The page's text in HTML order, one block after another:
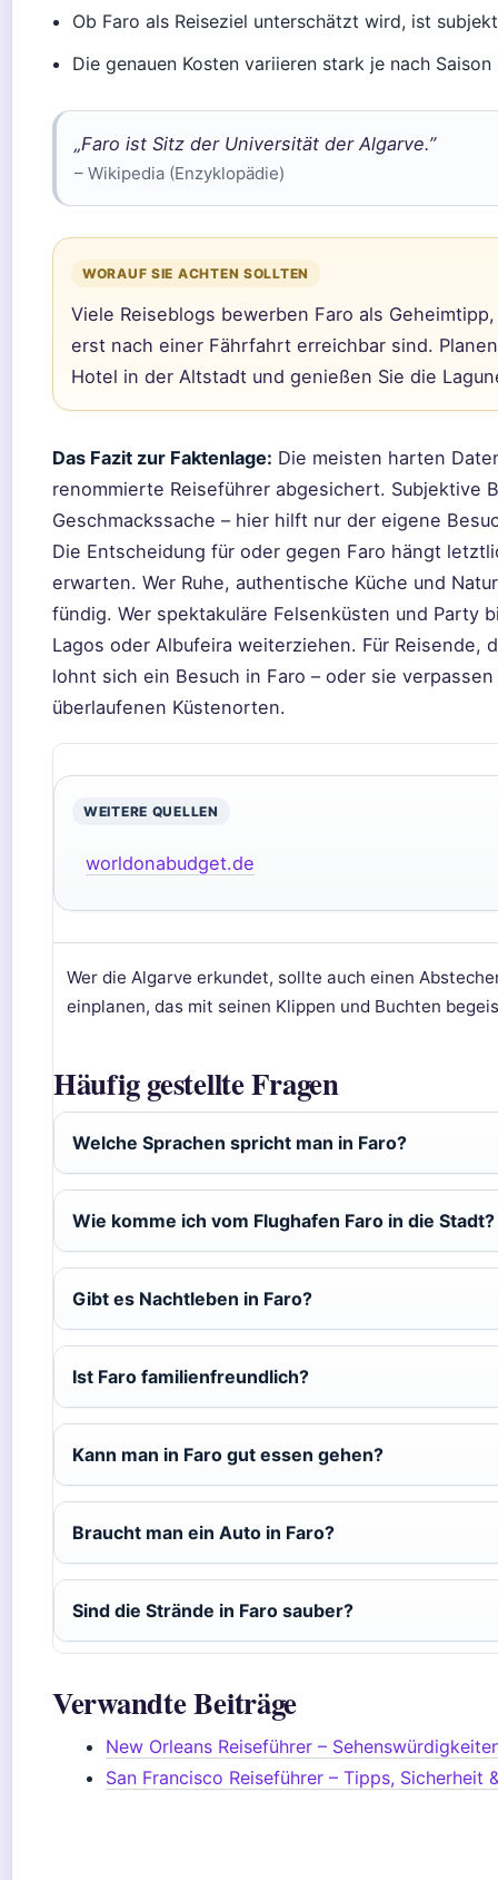
Ob Faro als Reiseziel unterschätzt wird, ist
Die genauen Kosten variieren stark je nach
„Faro ist Sitz der Universität der Algarve.”
– Wikipedia (Enzyklopädie)
WORAUF SIE ACHTEN SOLLTEN
Viele Reiseblogs bewerben Faro als
erst nach einer Fährfahrt erreichbar sind.
Hotel in der Altstadt und genießen Sie die
Das Fazit zur Faktenlage: Die meisten harten
renommierte Reiseführer abgesichert. Subjektive
Geschmackssache – hier hilft nur der eigene
Die Entscheidung für oder gegen Faro hängt
erwarten. Wer Ruhe, authentische Küche und
fündig. Wer spektakuläre Felsenküsten und Party
Lagos oder Albufeira weiterziehen. Für Reisende,
lohnt sich ein Besuch in Faro – oder sie
überlaufenen Küstenorten.
WEITERE QUELLEN
worldonabudget.de
Wer die Algarve erkundet, sollte auch einen
einplanen, das mit seinen Klippen und Buchten
Häufig gestellte Fragen
Welche Sprachen spricht man in Faro?
Wie komme ich vom Flughafen Faro in die Stadt?
Gibt es Nachtleben in Faro?
Ist Faro familienfreundlich?
Kann man in Faro gut essen gehen?
Braucht man ein Auto in Faro?
Sind die Strände in Faro sauber?
Verwandte Beiträge
New Orleans Reiseführer –
San Francisco Reiseführer – Tipps, Sicherheit